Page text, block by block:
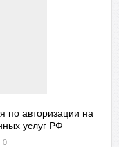
по авторизации на
услуг РФ
0